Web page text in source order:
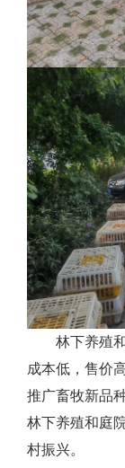
林下养殖和
成本低，售价
推广畜牧新品
林下养殖和庭
村振兴。